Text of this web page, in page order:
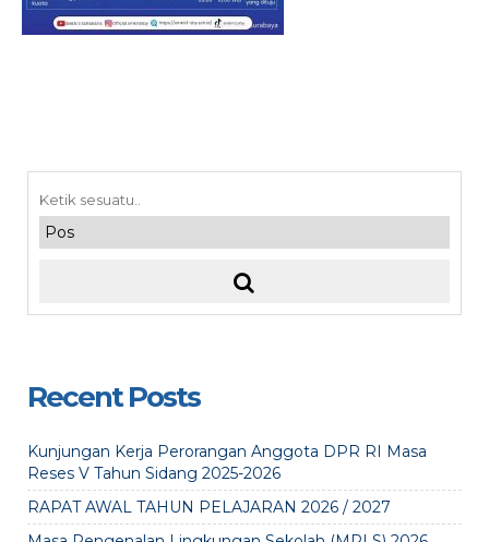
Recent Posts
Kunjungan Kerja Perorangan Anggota DPR RI Masa
Reses V Tahun Sidang 2025-2026
RAPAT AWAL TAHUN PELAJARAN 2026 / 2027